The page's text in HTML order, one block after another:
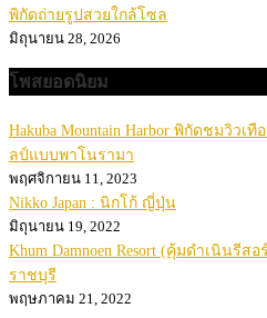
พิกัดถ่ายรูปสวยใกล้โซล
มิถุนายน 28, 2026
โพสยอดนิยม
Hakuba Mountain Harbor พิกัดชมวิวเทื
ลป์แบบพาโนรามา
พฤศจิกายน 11, 2023
Nikko Japan : นิกโก้ ญี่ปุ่น
มิถุนายน 19, 2022
Khum Damnoen Resort (คุ้มดำเนินรีส
ราชบุรี
พฤษภาคม 21, 2022